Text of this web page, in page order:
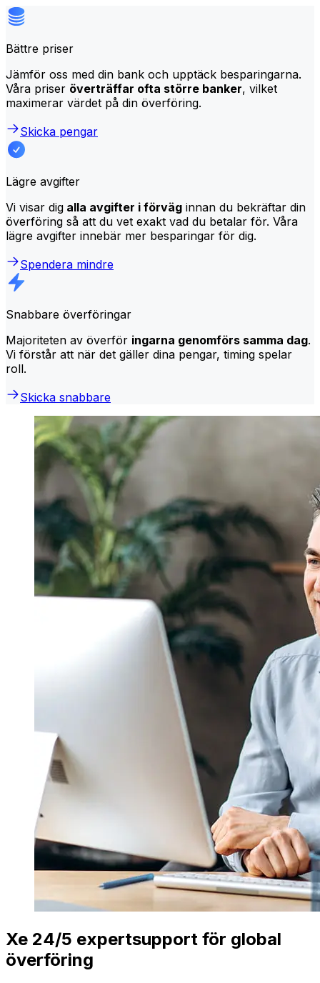
Bättre priser
Jämför oss med din bank och upptäck besparingarna.
Våra priser överträffar ofta större banker, vilket
maximerar värdet på din överföring.
Skicka pengar
Lägre avgifter
Vi visar dig alla avgifter i förväg innan du bekräftar din
överföring så att du vet exakt vad du betalar för. Våra
lägre avgifter innebär mer besparingar för dig.
Spendera mindre
Snabbare överföringar
Majoriteten av överför ingarna genomförs samma dag.
Vi förstår att när det gäller dina pengar, timing spelar
roll.
Skicka snabbare
Xe 24/5 expertsupport för global
överföring